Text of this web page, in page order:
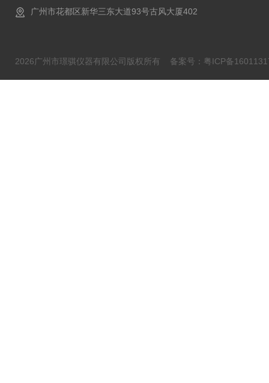
广州市花都区新华三东大道93号古风大厦402
2026广州市璟骐仪器有限公司版权所有 备案号：粤ICP备